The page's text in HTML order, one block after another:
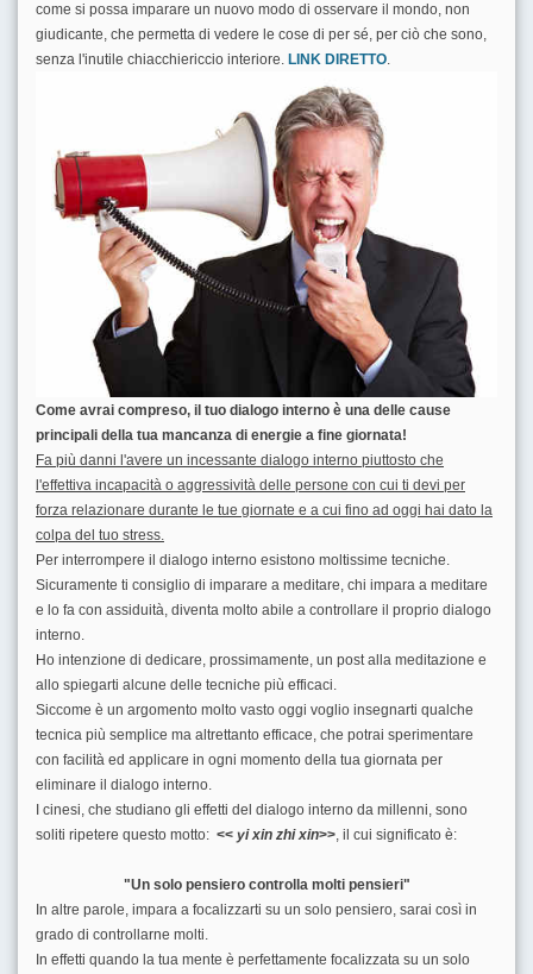
come si possa imparare un nuovo modo di osservare il mondo, non
giudicante, che permetta di vedere le cose di per sé, per ciò che sono,
senza l'inutile chiacchiericcio interiore. LINK DIRETTO.
Come avrai compreso, il tuo dialogo interno è una delle cause
principali della tua mancanza di energie a fine giornata!
Fa più danni l'avere un incessante dialogo interno piuttosto che
l'effettiva incapacità o aggressività delle persone con cui ti devi per
forza relazionare durante le tue giornate e a cui fino ad oggi hai dato la
colpa del tuo stress.
Per interrompere il dialogo interno esistono moltissime tecniche.
Sicuramente ti consiglio di imparare a meditare, chi impara a meditare
e lo fa con assiduità, diventa molto abile a controllare il proprio dialogo
interno.
Ho intenzione di dedicare, prossimamente, un post alla meditazione e
allo spiegarti alcune delle tecniche più efficaci.
Siccome è un argomento molto vasto oggi voglio insegnarti qualche
tecnica più semplice ma altrettanto efficace, che potrai sperimentare
con facilità ed applicare in ogni momento della tua giornata per
eliminare il dialogo interno.
I cinesi, che studiano gli effetti del dialogo interno da millenni, sono
soliti ripetere questo motto: << yi xin zhixin>>, il cui significato è:
"Un solo pensiero controlla molti pensieri"
In altre parole, impara a focalizzarti su un solo pensiero, sarai così in
grado di controllarne molti.
In effetti quando la tua mente è perfettamente focalizzata su un solo